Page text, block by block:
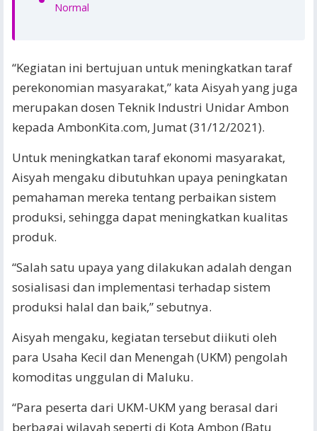
Normal
“Kegiatan ini bertujuan untuk meningkatkan taraf
perekonomian masyarakat,” kata Aisyah yang juga
merupakan dosen Teknik Industri Unidar Ambon
kepada AmbonKita.com, Jumat (31/12/2021).
Untuk meningkatkan taraf ekonomi masyarakat,
Aisyah mengaku dibutuhkan upaya peningkatan
pemahaman mereka tentang perbaikan sistem
produksi, sehingga dapat meningkatkan kualitas
produk.
“Salah satu upaya yang dilakukan adalah dengan
sosialisasi dan implementasi terhadap sistem
produksi halal dan baik,” sebutnya.
Aisyah mengaku, kegiatan tersebut diikuti oleh
para Usaha Kecil dan Menengah (UKM) pengolah
komoditas unggulan di Maluku.
“Para peserta dari UKM-UKM yang berasal dari
berbagai wilayah seperti di Kota Ambon (Batu